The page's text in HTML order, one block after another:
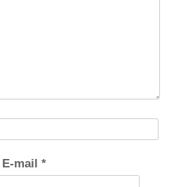
E-mail *